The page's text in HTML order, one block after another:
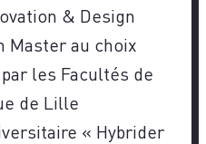
& Design
Master au choix
les Facultés de
de Lille
« Hybrider